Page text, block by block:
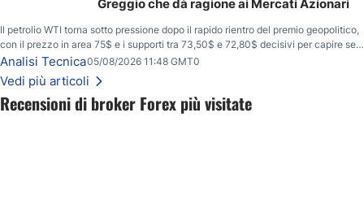
Recensioni di broker Forex più visitate
Greggio che dà ragione ai Mercati Azionari
Il petrolio WTI torna sotto pressione dopo il rapido rientro del premio geopolitico,
con il prezzo in area 75$ e i supporti tra 73,50$ e 72,80$ decisivi per capire se il
ribasso potrà estendersi verso quota 70$.
Analisi Tecnica05/08/2026 11:48 GMT0
Vedi più articoli